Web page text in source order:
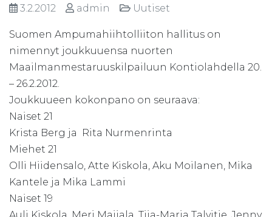
3.2.2012 admin Uutiset
Suomen Ampumahiihtolliiton hallitus on
nimennyt joukkuuensa nuorten
Maailmanmestaruuskilpailuun Kontiolahdella 20.
– 26.2.2012.
Joukkuueen kokonpano on seuraava:
Naiset 21
Krista Berg ja Rita Nurmenrinta
Miehet 21
Olli Hiidensalo, Atte Kiskola, Aku Moilanen, Mika
Kantele ja Mika Lammi
Naiset 19
Auli Kiskola, Meri Maijala, Tiia-Maria Talvitie, Jenny